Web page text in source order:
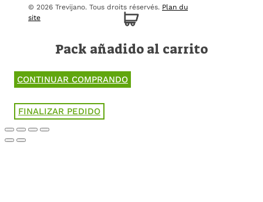
© 2026 Trevijano. Tous droits réservés. Plan du
site
Pack añadido al carrito
CONTINUAR COMPRANDO
FINALIZAR PEDIDO